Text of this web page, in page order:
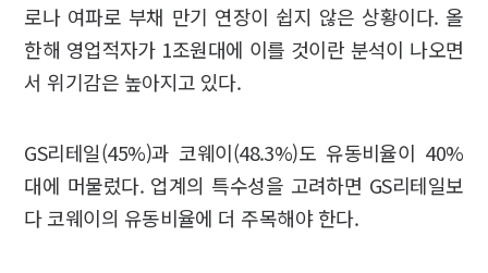
로나 여파로 부채 만기 연장이 쉽지 않은 상황이다. 올
한해 영업적자가 1조원대에 이를 것이란 분석이 나오면
서 위기감은 높아지고 있다.
GS리테일(45%)과 코웨이(48.3%)도 유동비율이 40%
대에 머물렀다. 업계의 특수성을 고려하면 GS리테일보
다 코웨이의 유동비율에 더 주목해야 한다.